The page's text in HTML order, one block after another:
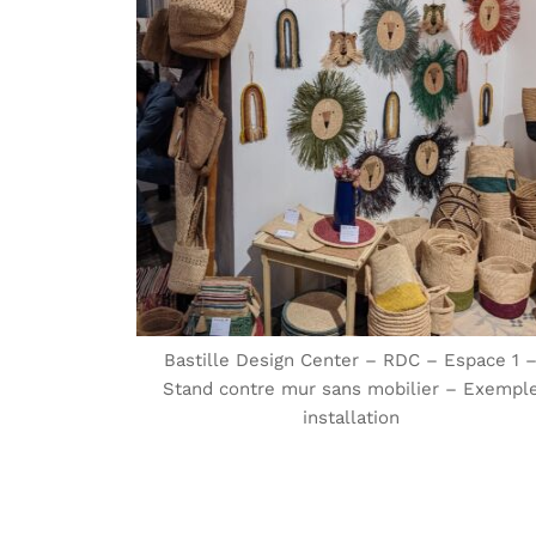
Bastille Design Center – RDC – Espace 1
Stand contre mur sans mobilier –
installation